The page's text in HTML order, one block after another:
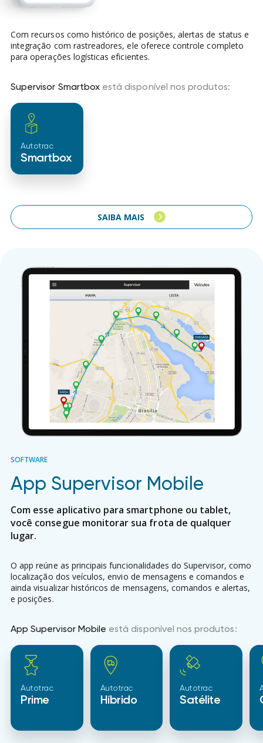
Com recursos como histórico de posições, alertas de status e
integração com rastreadores, ele oferece controle completo
para operações logísticas eficientes.
Supervisor Smartboxestá disponível nos produtos:
Autotrac
Smartbox
SAIBA MAIS
SOFTWARE
App Supervisor Mobile
Com esse aplicativo para smartphone ou tablet,
você consegue monitorar sua frota de qualquer
lugar.
O app reúne as principais funcionalidades do Supervisor, como
localização dos veículos, envio de mensagens e comandos e
ainda visualizar históricos de mensagens, comandos e alertas,
e posições.
App Supervisor Mobile está disponível nos produtos:
Autotrac
Prime
Autotrac
Híbrido
Autotrac
Satélite